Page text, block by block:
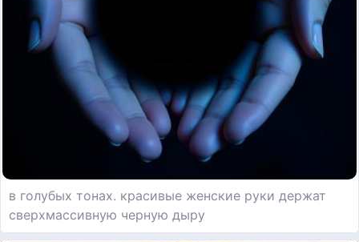
в голубых тонах. красивые женские руки держат
сверхмассивную черную дыру